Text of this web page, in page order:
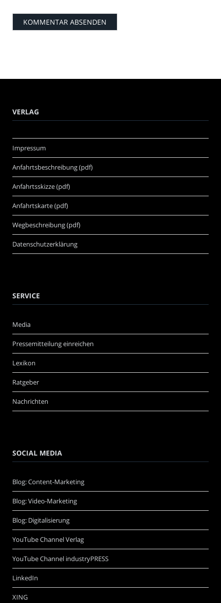
VERLAG
Impressum
Anfahrtsbeschreibung (pdf)
Anfahrtsskizze (pdf)
Anfahrtskarte (pdf)
Wegbeschreibung (pdf)
Datenschutzerklärung
SERVICE
Media
Pressemitteilung einreichen
Lexikon
Ratgeber
Nachrichten
SOCIAL MEDIA
Blog: Content-Marketing
Blog: Video-Marketing
Blog: Digitalisierung
YouTube Channel Verlag
YouTube Channel industryPRESS
LinkedIn
XING